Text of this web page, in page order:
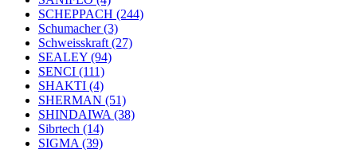
SCHEPPACH (244)
Schumacher(3)
Schweisskraft (27)
SEALEY (94)
SENCI (111)
SHAKTI (4)
SHERMAN (51)
SHINDAIWA (38)
Sibrtech (14)
SIGMA (39)